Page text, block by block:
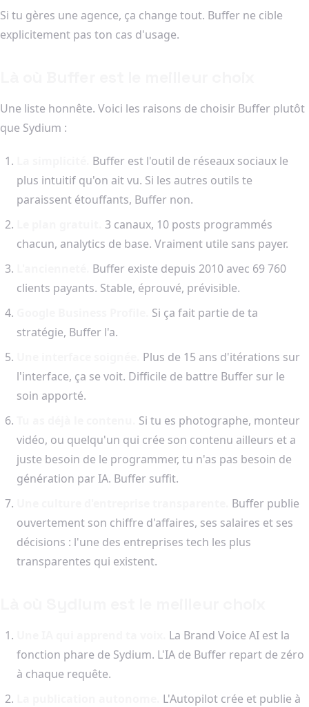
Si tu gères une agence, ça change tout. Buffer ne cible
explicitement pas ton cas d'usage.
Une liste honnête. Voici les raisons de choisir Buffer plutôt
que Sydium :
Buffer est l'outil de réseaux sociaux le
plus intuitif qu'on ait vu. Si les autres outils te
paraissent étouffants, Buffer non.
3 canaux, 10 posts programmés
chacun, analytics de base. Vraiment utile sans payer.
Buffer existe depuis 2010 avec 69 760
clients payants. Stable, éprouvé, prévisible.
Si ça fait partie de ta
stratégie, Buffer l'a.
Plus de 15 ans d'itérations sur
l'interface, ça se voit. Difficile de battre Buffer sur le
soin apporté.
Si tu es photographe, monteur
vidéo, ou quelqu'un qui crée son contenu ailleurs et a
juste besoin de le programmer, tu n'as pas besoin de
génération par IA. Buffer suffit.
Buffer publie
ouvertement son chiffre d'affaires, ses salaires et ses
décisions : l'une des entreprises tech les plus
transparentes qui existent.
La Brand Voice AI est la
fonction phare de Sydium. L'IA de Buffer repart de zéro
à chaque requête.
L'Autopilot crée et publie à